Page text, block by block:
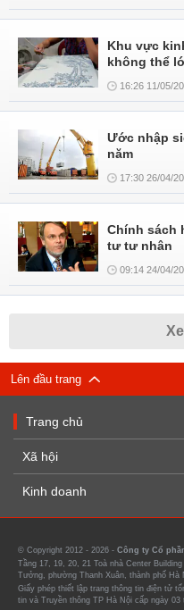
Khu vực
không thể
16:26 11/05/
Ước nhập
năm
17:30 26/04/
Chính sách
tư tư nhân
09:14 24/04/
Lên đầu trang
Trang chủ
Xã hội
Kinh doanh
© Copyright 2012 - 2026 - Công ty Cổ
Tầng 17, 19, 20, 21 Toà nhà Center
Tưởng, phường Thanh Xuân, thành phố Hà
Giấy phép thiết lập trang thông tin điện tử
tin và Truyền thông TP Hà Nội cấp ngày 03